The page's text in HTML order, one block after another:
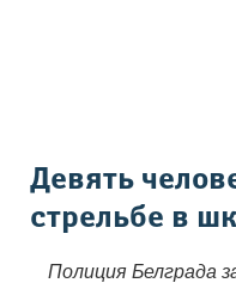
Вы здесь
Девять
стрельбе в
Полиция Белграда